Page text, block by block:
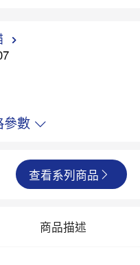
參數
查看系列商品
商品描述